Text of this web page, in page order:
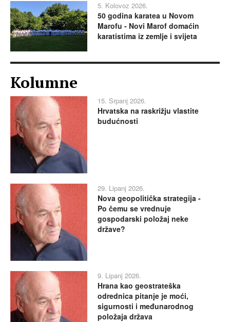
5. Kolovoz 2026.
50 godina karatea u Novom
Marofu - Novi Marof domaćin
karatistima iz zemlje i svijeta
Kolumne
15. Srpanj 2026.
Hrvatska na raskrižju vlastite
budućnosti
29. Lipanj 2026.
Nova geopolitička strategija -
Po čemu se vrednuje
gospodarski položaj neke
države?
9. Lipanj 2026.
Hrana kao geostrateška
odrednica pitanje je moći,
sigurnosti i međunarodnog
položaja država